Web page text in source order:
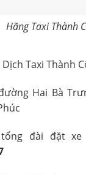
Hãng Taxi Thành
Taxi Thành
Hai Bà
đài đặt xe